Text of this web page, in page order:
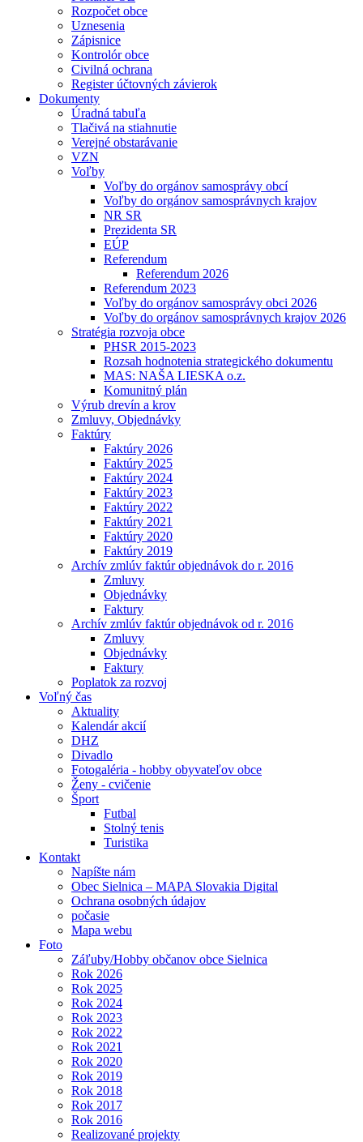
Rozpočet obce
Uznesenia
Zápisnice
Kontrolór obce
Civilná ochrana
Register účtovných závierok
Dokumenty
Úradná tabuľa
Tlačivá na stiahnutie
Verejné obstarávanie
VZN
Voľby
Voľby do orgánov samosprávy obcí
Voľby do orgánov samosprávnych krajov
NR SR
Prezidenta SR
EÚP
Referendum
Referendum 2026
Referendum 2023
Voľby do orgánov samosprávy obci 2026
Voľby do orgánov samosprávnych krajov 2026
Stratégia rozvoja obce
PHSR 2015-2023
Rozsah hodnotenia strategického dokumentu
MAS: NAŠA LIESKA o.z.
Komunitný plán
Výrub drevín a krov
Zmluvy, Objednávky
Faktúry
Faktúry 2026
Faktúry 2025
Faktúry 2024
Faktúry 2023
Faktúry 2022
Faktúry 2021
Faktúry 2020
Faktúry 2019
Archív zmlúv faktúr objednávok do r. 2016
Zmluvy
Objednávky
Faktury
Archív zmlúv faktúr objednávok od r. 2016
Zmluvy
Objednávky
Faktury
Poplatok za rozvoj
Voľný čas
Aktuality
Kalendár akcií
DHZ
Divadlo
Fotogaléria - hobby obyvateľov obce
Ženy - cvičenie
Šport
Futbal
Stolný tenis
Turistika
Kontakt
Napíšte nám
Obec Sielnica – MAPA Slovakia Digital
Ochrana osobných údajov
počasie
Mapa webu
Foto
Záľuby/Hobby občanov obce Sielnica
Rok 2026
Rok 2025
Rok 2024
Rok 2023
Rok 2022
Rok 2021
Rok 2020
Rok 2019
Rok 2018
Rok 2017
Rok 2016
Realizované projekty